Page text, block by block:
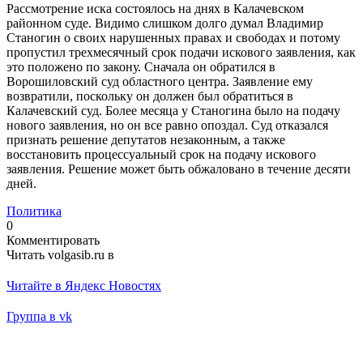
Рассмотрение иска состоялось на днях в Калачевском
районном суде. Видимо слишком долго думал Владимир
Станогин о своих нарушенных правах и свободах и потому
пропустил трехмесячный срок подачи искового заявления, как
это положено по закону. Сначала он обратился в
Ворошиловский суд областного центра. Заявление ему
возвратили, поскольку он должен был обратиться в
Калачевский суд. Более месяца у Станогина было на подачу
нового заявления, но он все равно опоздал. Суд отказался
признать решение депутатов незаконным, а также
восстановить процессуальный срок на подачу искового
заявления. Решение может быть обжаловано в течение десяти
дней.
Политика
0
Комментировать
Читать volgasib.ru в
Читайте в Яндекс Новостях
Группа в vk